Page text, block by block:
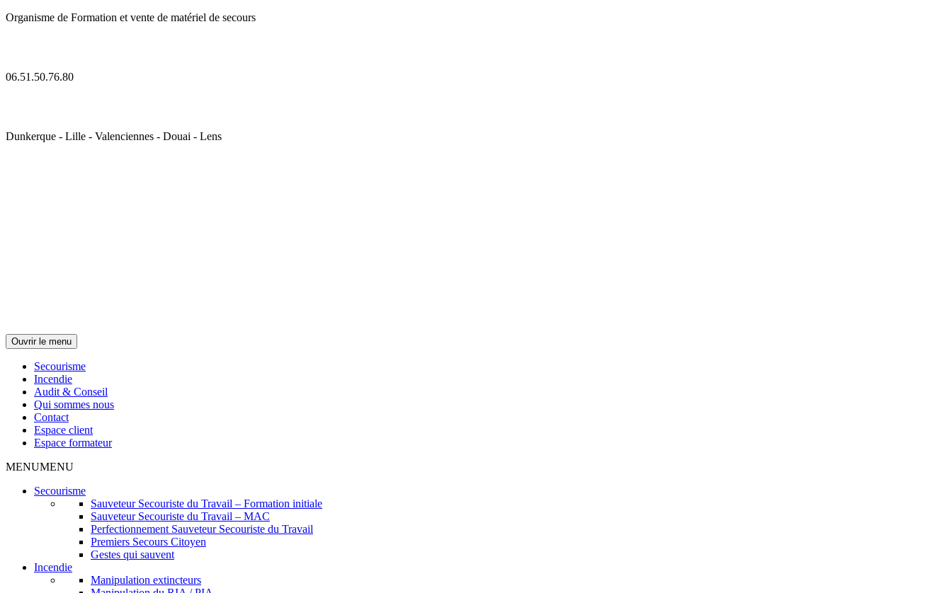
Organisme de Formation et vente de matériel de secours
06.51.50.76.80
Dunkerque - Lille - Valenciennes - Douai - Lens
Ouvrir le menu
Secourisme
Incendie
Audit & Conseil
Qui sommes nous
Contact
Espace client
Espace formateur
MENUMENU
Secourisme
Sauveteur Secouriste du Travail – Formation initiale
Sauveteur Secouriste du Travail – MAC
Perfectionnement Sauveteur Secouriste du Travail
Premiers Secours Citoyen
Gestes qui sauvent
Incendie
Manipulation extincteurs